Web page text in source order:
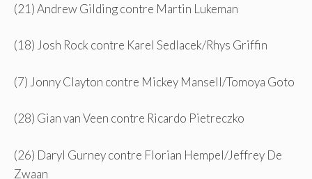
(21) Andrew Gilding contre Martin Lukeman
(18) Josh Rock contre Karel Sedlacek/Rhys Griffin
(7) Jonny Clayton contre Mickey Mansell/Tomoya Goto
(28) Gian van Veen contre Ricardo Pietreczko
(26) Daryl Gurney contre Florian Hempel/Jeffrey De
Zwaan